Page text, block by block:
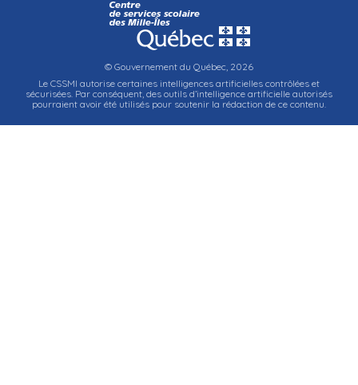
© Gouvernement du Québec, 2026
Le CSSMI autorise certaines intelligences artificielles contrôlées et
sécurisées. Par conséquent, des outils d’intelligence artificielle autorisés
pourraient avoir été utilisés pour soutenir la rédaction de ce contenu.